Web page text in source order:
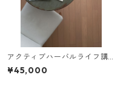
アクティブハーバルライフ講
座 オンライン
¥45,000